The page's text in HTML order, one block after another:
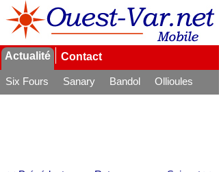
Actualité Contact
Six Fours Sanary Bandol
Ollioules